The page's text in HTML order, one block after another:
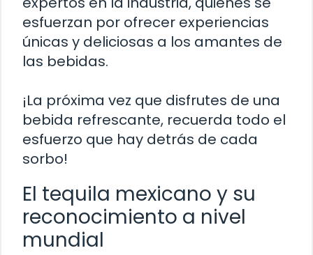
esfuerzan por ofrecer experiencias
únicas y deliciosas a los amantes de
las bebidas.
¡La próxima vez que disfrutes de una
bebida refrescante, recuerda todo el
esfuerzo que hay detrás de cada
sorbo!
El tequila mexicano y su
reconocimiento a nivel
mundial